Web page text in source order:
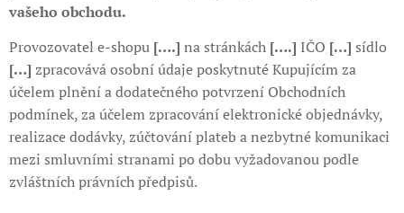
vašeho obchodu.
Provozovatel e-shopu [….] na stránkách [….] IČO […] sídlo
[…] zpracovává osobní údaje poskytnuté Kupujícím za
účelem plnění a dodatečného potvrzení Obchodních
podmínek, za účelem zpracování elektronické objednávky,
realizace dodávky, zúčtování plateb a nezbytné komunikaci
mezi smluvními stranami po dobu vyžadovanou podle
zvláštních právních předpisů.